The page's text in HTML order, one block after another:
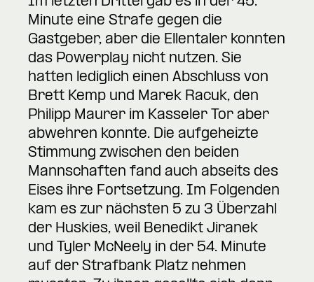
Minute eine Strafe gegen die
Gastgeber, aber die Ellentaler konnten
das Powerplay nicht nutzen. Sie
hatten lediglich einen Abschluss von
Brett Kemp und Marek Racuk, den
Philipp Maurer im Kasseler Tor aber
abwehren konnte. Die aufgeheizte
Stimmung zwischen den beiden
Mannschaften fand auch abseits des
Eises ihre Fortsetzung. Im Folgenden
kam es zur nächsten 5 zu 3 Überzahl
der Huskies, weil Benedikt Jiranek
und Tyler McNeely in der 54. Minute
auf der Strafbank Platz nehmen